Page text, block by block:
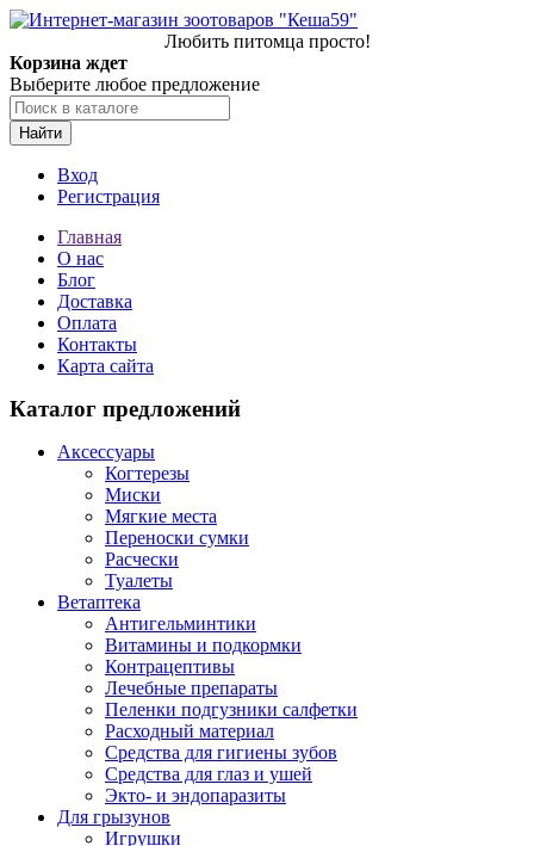
Любить питомца просто!
Корзина ждет
Выберите любое предложение
Найти
Вход
Регистрация
Главная
О нас
Блог
Доставка
Оплата
Контакты
Карта сайта
Каталог предложений
Аксессуары
Когтерезы
Миски
Мягкие места
Переноски сумки
Расчески
Туалеты
Ветаптека
Антигельминтики
Витамины и подкормки
Контрацептивы
Лечебные препараты
Пеленки подгузники салфетки
Расходный материал
Средства для гигиены зубов
Средства для глаз и ушей
Экто- и эндопаразиты
Для грызунов
Игрушки